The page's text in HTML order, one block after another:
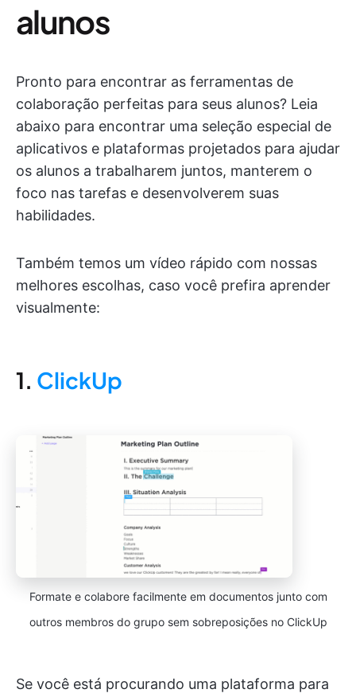
alunos
Pronto para encontrar as ferramentas de
colaboração perfeitas para seus alunos? Leia
abaixo para encontrar uma seleção especial de
aplicativos e plataformas projetados para ajudar
os alunos a trabalharem juntos, manterem o
foco nas tarefas e desenvolverem suas
habilidades.
Também temos um vídeo rápido com nossas
melhores escolhas, caso você prefira aprender
visualmente:
1. ClickUp
Formate e colabore facilmente em documentos junto com
outros membros do grupo sem sobreposições no ClickUp
Se você está procurando uma plataforma para